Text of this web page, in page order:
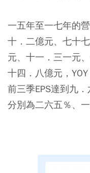
一五年至一七年的
十．二億元、七十
元、十一．三一元
十四．八億元，
前三季EPS達到九
分別為二六五％、